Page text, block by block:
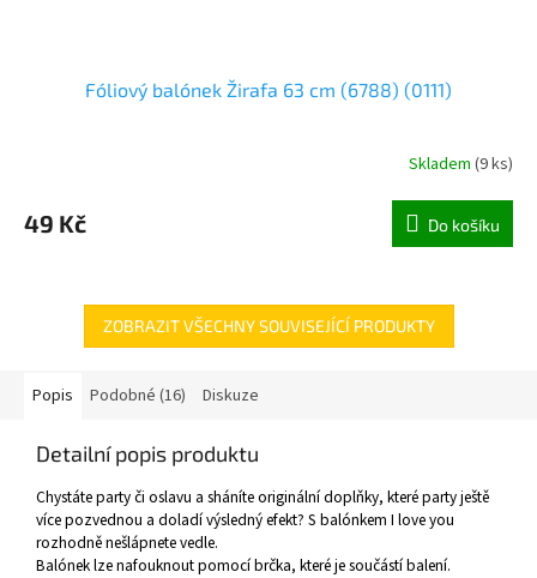
Fóliový balónek Žirafa 63 cm (6788) (0111)
Skladem (9 ks)
49 Kč Do košíku
ZOBRAZIT VŠECHNY SOUVISEJÍCÍ PRODUKTY
Popis Podobné (16) Diskuze
Detailní popis produktu
Chystáte party či oslavu a sháníte originální doplňky, které party ještě
více pozvednou a doladí výsledný efekt? S balónkem I love you
rozhodně nešlápnete vedle.
Balónek lze nafouknout pomocí brčka, které je součástí balení.